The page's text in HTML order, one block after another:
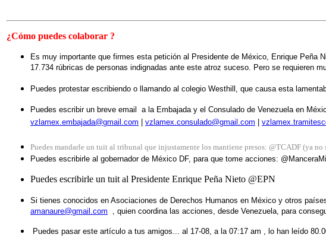
¿Cómo puedes colaborar ?
Es muy importante que firmes esta petición al Presidente de México, Enrique
17.734 rúbricas de personas indignadas ante este atroz suceso. Pero se requieren
Puedes protestar escribiendo o llamando al colegio Westhill, que causa esta
Puedes escribir un breve email a la Embajada y el Consulado de Venezuela en
vzlamex.embajada@gmail.com
vzlamex.consulado@gmail.com
Puedes mandarle un tuit al tribunal que injustamente los mantiene presos: @TCADF (ya
Puedes escribirle al gobernador de México DF, para que tome acciones:
Puedes escribirle un tuit al Presidente Enrique Peña Nieto @EPN
Si tienes conocidos en Asociaciones de Derechos Humanos en México y otros
amanaure@gmail.com , quien coordina las acciones, desde Venezuela, para
Puedes pasar este artículo a tus amigos... al 17-08, a la 07:17 am , lo han leído